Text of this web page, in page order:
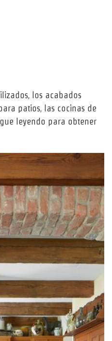
los acabados
patios, las cocinas de
leyendo para obtener